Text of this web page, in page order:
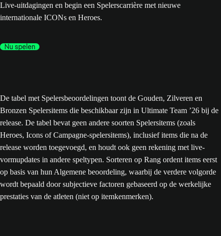
Live-uitdagingen en begin een Spelerscarrière met nieuwe
internationale ICONs en Heroes.
Nu spelen
De tabel met Spelersbeoordelingen toont de Gouden, Zilveren en
Bronzen Spelersitems die beschikbaar zijn in Ultimate Team ’26 bij de
release. De tabel bevat geen andere soorten Spelersitems (zoals
Heroes, Icons of Campagne-spelersitems), inclusief items die na de
release worden toegevoegd, en houdt ook geen rekening met live-
vormupdates in andere speltypen. Sorteren op Rang ordent items eerst
op basis van hun Algemene beoordeling, waarbij de verdere volgorde
wordt bepaald door subjectieve factoren gebaseerd op de werkelijke
prestaties van de atleten (niet op itemkenmerken).